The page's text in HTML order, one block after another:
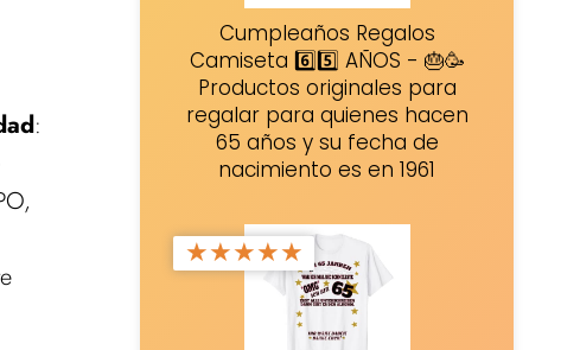
:
Cumpleaños Regalos
Camiseta 6️⃣5️⃣ AÑOS - 🎂🥳
Productos originales para
regalar para quienes hacen
65 años y su fecha de
nacimiento es en 1961
★★★★★